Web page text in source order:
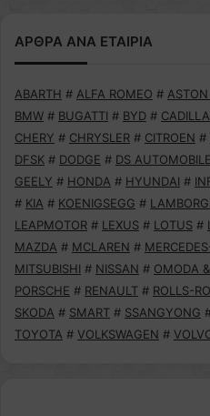
ΑΡΘΡΑ ΑΝΑ ΕΤΑΙΡΙΑ
ABARTH # ALFA ROMEO #
BMW # BUGATTI # BYD #
CHERY # CHRYSLER # CITROEN #
DFSK # DODGE # DS
GEELY # HONDA # HYUNDAI #
# KIA # KOENIGSEGG #
LEAPMOTOR # LEXUS # LOTUS #
MAZDA # MCLAREN #
MITSUBISHI # NISSAN # OMODA
PORSCHE # RENAULT # ROLLS-
SKODA # SMART # SSANGYONG
TOYOTA # VOLKSWAGEN #